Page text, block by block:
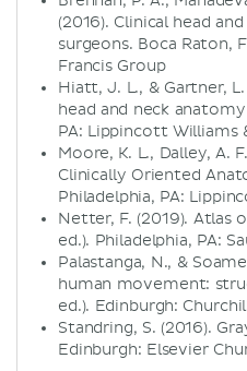
(2016). Clinical head
surgeons. Boca Raton,
Francis Group
Hiatt, J. L., & Gartner,
head and neck
PA: Lippincott Williams
Moore, K. L., Dalley, A.
Clinically Oriented
Philadelphia, PA:
Netter, F. (2019). Atlas
ed.). Philadelphia, PA:
Palastanga, N., &
human movement:
ed.). Edinburgh:
Standring, S. (2016).
Edinburgh: Elsevier